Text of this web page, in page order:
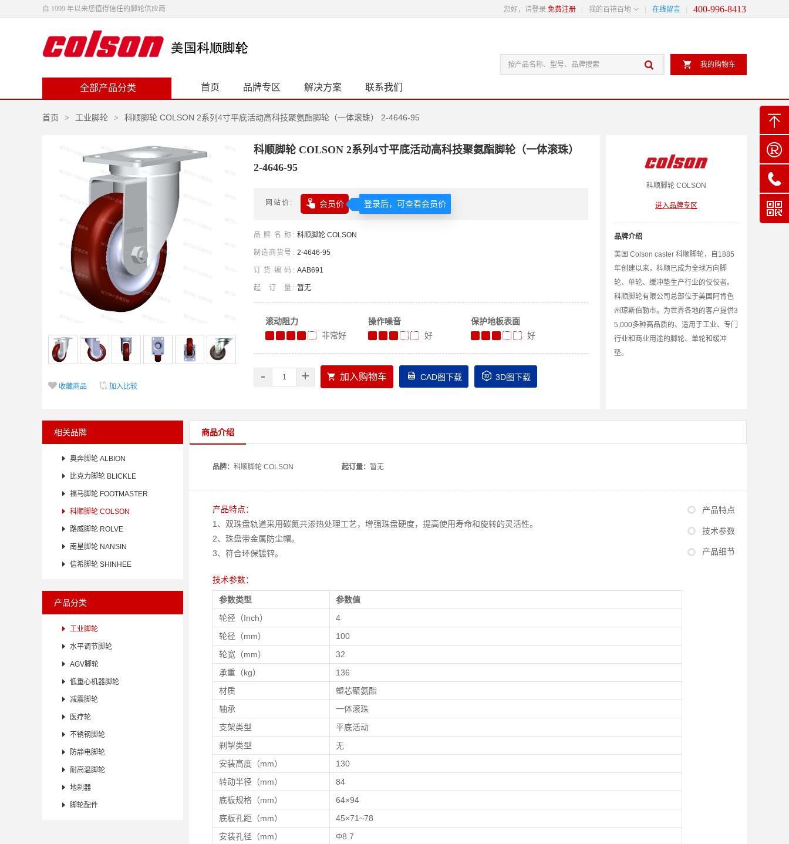
自 1999 年以来您值得信任的脚轮供应商 您好，请登录 免费注册 我的百禧百地  在线留言 400-996-8413
  我的购物车
全部产品分类 首页 品牌专区 解决方案 联系我们
首页 > 工业脚轮 > 科顺脚轮 COLSON 2系列4寸平底活动高科技聚氨酯脚轮（一体滚珠） 2-4646-95
 收藏商品  加入比较
科顺脚轮 COLSON 2系列4寸平底活动高科技聚氨酯脚轮（一体滚珠）
2-4646-95
网站价  会员价
品牌名称 科顺脚轮 COLSON
制造商货号 2-4646-95
订货编码 AAB691
起订量 暂无
滚动阻力
非常好
操作噪音
好
保护地板表面
好
- +  加入购物车  CAD图下载  3D图下载
科顺脚轮 COLSON
进入品牌专区
品牌介绍
美国 Colson caster 科顺脚轮，自1885
年创建以来，科顺已成为全球万向脚
轮、单轮、缓冲垫生产行业的佼佼者。
科顺脚轮有限公司总部位于美国阿肯色
州琼斯伯勒市。为世界各地的客户提供3
5,000多种高品质的、适用于工业、专门
行业和商业用途的脚轮、单轮和缓冲
垫。
相关品牌
 奥奔脚轮 ALBION
 比克力脚轮 BLICKLE
 福马脚轮 FOOTMASTER
 科顺脚轮 COLSON
 路威脚轮 ROLVE
 南星脚轮 NANSIN
 信希脚轮 SHINHEE
产品分类
 工业脚轮
 水平调节脚轮
 AGV脚轮
 低重心机器脚轮
 减震脚轮
 医疗轮
 不锈钢脚轮
 防静电脚轮
 耐高温脚轮
 地刹器
 脚轮配件
商品介绍
品牌： 科顺脚轮 COLSON 起订量： 暂无
产品特点
技术参数
产品细节
产品特点：
1、双珠盘轨道采用碳氮共渗热处理工艺，增强珠盘硬度，提高使用寿命和旋转的灵活性。
2、珠盘带金属防尘帽。
3、符合环保镀锌。
技术参数：
参数类型
参数值
轮径（Inch）
4
轮径（mm）
100
轮宽（mm）
32
承重（kg）
136
材质
塑芯聚氨酯
轴承
一体滚珠
支架类型
平底活动
刹掣类型
无
安装高度（mm）
130
转动半径（mm）
84
底板规格（mm）
64×94
底板孔距（mm）
45×71~78
安装孔径（mm）
Φ8.7




登录后，可查看会员价